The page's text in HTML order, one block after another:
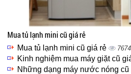
Mua tủ lạnh mini cũ giá rẻ
Mua tủ lạnh mini cũ giá rẻ 7674
Kinh nghiệm mua máy giặt cũ
Những dạng máy nước nóng cũ